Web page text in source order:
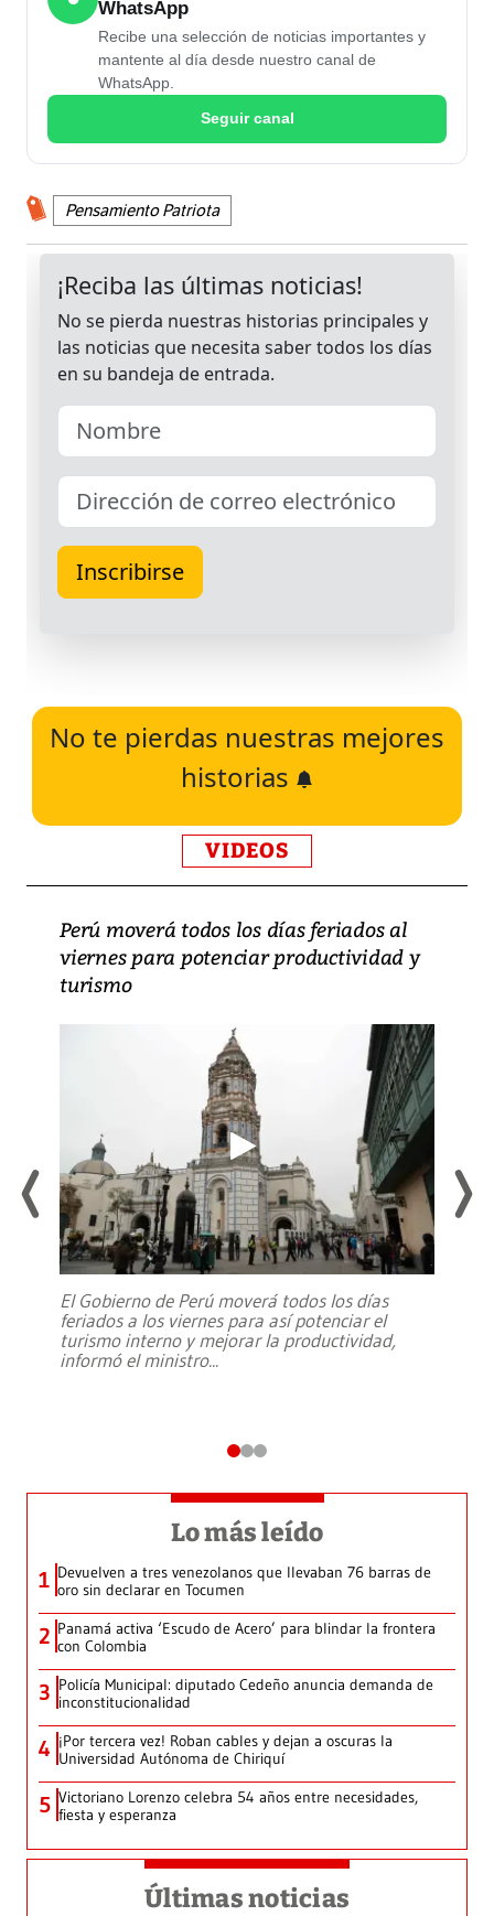
WhatsApp
Recibe una selección de noticias importantes y
mantente al día desde nuestro canal de
WhatsApp.
Seguir canal
Pensamiento Patriota
No te pierdas nuestras mejores
historias
VIDEOS
Perú moverá todos los días feriados al
viernes para potenciar productividad y
turismo
El Gobierno de Perú moverá todos los días
feriados a los viernes para así potenciar el
turismo interno y mejorar la productividad,
informó el ministro...
Lo más leído
1 Devuelven a tres venezolanos que llevaban 76 barras de
oro sin declarar en Tocumen
2 Panamá activa ‘Escudo de Acero’ para blindar la frontera
con Colombia
3 Policía Municipal: diputado Cedeño anuncia demanda de
inconstitucionalidad
4 ¡Por tercera vez! Roban cables y dejan a oscuras la
Universidad Autónoma de Chiriquí
5 Victoriano Lorenzo celebra 54 años entre necesidades,
fiesta y esperanza
Últimas noticias